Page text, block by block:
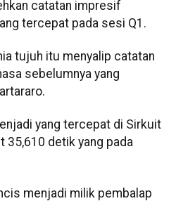
catatan impresif
tercepat pada sesi Q1.
tujuh itu menyalip catatan
sebelumnya yang
yang tercepat di Sirkuit
35,610 detik yang pada
menjadi milik pembalap